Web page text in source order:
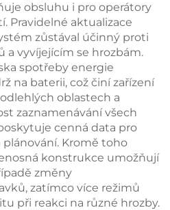
obsluhu i pro operátory
Pravidelné aktualizace
zůstával účinný proti
vyvíjejícím se hrozbám.
spotřeby energie
na baterii, což činí zařízení
oblastech a
zaznamenávání všech
cenná data pro
Kromě toho
konstrukce umožňují
změny
zatímco více režimů
při reakci na různé hrozby.